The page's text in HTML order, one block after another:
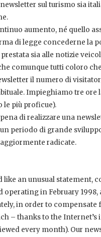
sul turismo sia
aumento, né quello
di legge concederne la
sia alle notizie
comunque tutti coloro
il numero di
Impieghiamo tre ore
le più proficue).
di realizzare una
periodo di grande
radicate.
an unusual statement,
in February
in order to
– thanks to the
every month). Our